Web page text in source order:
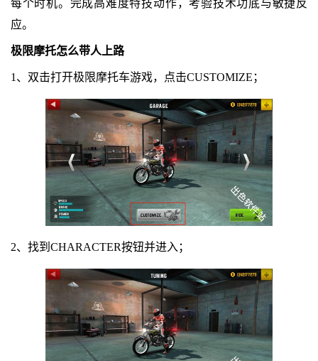
每个时机。完成高难度特技动作，考验技术功底与敏捷反
应。
极限摩托怎么带人上路
1、双击打开极限摩托车游戏，点击CUSTOMIZE；
2、找到CHARACTER按钮并进入；